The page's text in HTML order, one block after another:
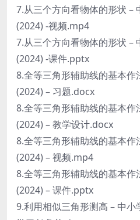
7.从三个方向看物体的形状 –
(2024) -视频.mp4
7.从三个方向看物体的形状 –
(2024) -课件.pptx
8.全等三角形辅助线的基本作
(2024) – 习题.docx
8.全等三角形辅助线的基本作
(2024) – 教学设计.docx
8.全等三角形辅助线的基本作
(2024) – 视频.mp4
8.全等三角形辅助线的基本作
(2024) – 课件.pptx
9.利用相似三角形测高 – 中